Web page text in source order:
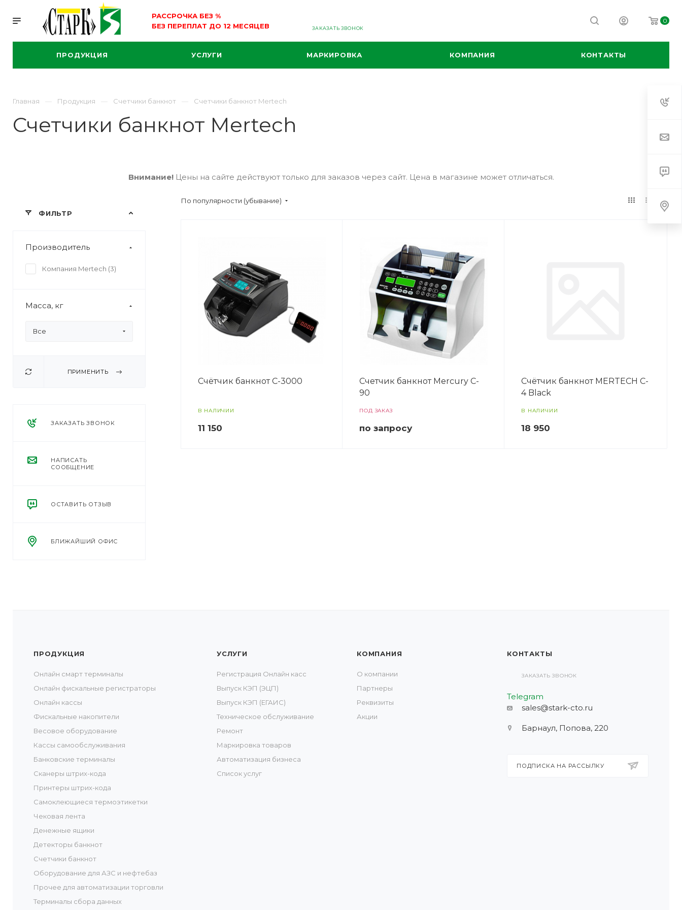
РАССРОЧКА БЕЗ %
БЕЗ ПЕРЕПЛАТ ДО 12 МЕСЯЦЕВ
ЗАКАЗАТЬ ЗВОНОК
0
ПРОДУКЦИЯ УСЛУГИ МАРКИРОВКА КОМПАНИЯ КОНТАКТЫ
Главная Продукция Счетчики банкнот Счетчики банкнот Mertech
Счетчики банкнот Mertech
Внимание!Цены на сайте действуют только для заказов через сайт. Цена в магазине может отличаться.
ФИЛЬТР
Производитель
Компания Mertech (3)
Масса, кг
Все
ПРИМЕНИТЬ
ЗАКАЗАТЬ ЗВОНОК
НАПИСАТЬ
СООБЩЕНИЕ
ОСТАВИТЬ ОТЗЫВ
БЛИЖАЙШИЙ ОФИС
По популярности (убывание)
Счётчик банкнот C-3000
В НАЛИЧИИ
11 150
Счетчик банкнот Mercury C-
90
ПОД ЗАКАЗ
по запросу
Счётчик банкнот MERTECH C-
4 Black
В НАЛИЧИИ
18 950
ПРОДУКЦИЯ
Онлайн смарт терминалы
Онлайн фискальные регистраторы
Онлайн кассы
Фискальные накопители
Весовое оборудование
Кассы самообслуживания
Банковские терминалы
Сканеры штрих-кода
Принтеры штрих-кода
Самоклеющиеся термоэтикетки
Чековая лента
Денежные ящики
Детекторы банкнот
Счетчики банкнот
Оборудование для АЗС и нефтебаз
Прочее для автоматизации торговли
Терминалы сбора данных
УСЛУГИ
Регистрация Онлайн касс
Выпуск КЭП (ЭЦП)
Выпуск КЭП (ЕГАИС)
Техническое обслуживание
Ремонт
Маркировка товаров
Автоматизация бизнеса
Список услуг
КОМПАНИЯ
О компании
Партнеры
Реквизиты
Акции
КОНТАКТЫ
ЗАКАЗАТЬ ЗВОНОК
Telegram
sales@stark-cto.ru
Барнаул, Попова, 220
ПОДПИСКА НА РАССЫЛКУ